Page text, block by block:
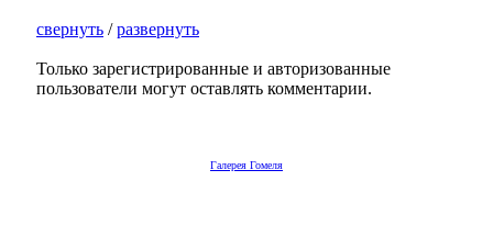
свернуть /развернуть
Только зарегистрированные и авторизованные
пользователи могут оставлять комментарии.
Галерея Гомеля